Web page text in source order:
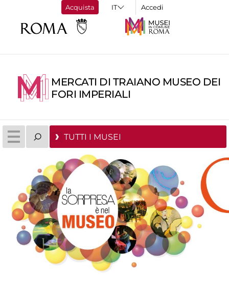
Acquista Accedi
MERCATI DI TRAIANO MUSEO DEI
FORI IMPERIALI
TUTTI I MUSEI